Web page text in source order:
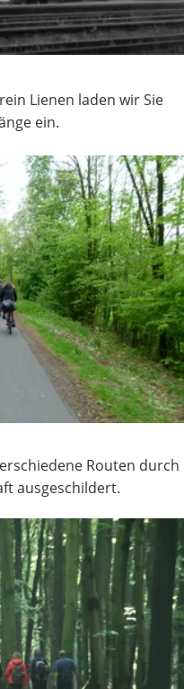
Lienen laden wir Sie
ein.
Routen durch
ausgeschildert.